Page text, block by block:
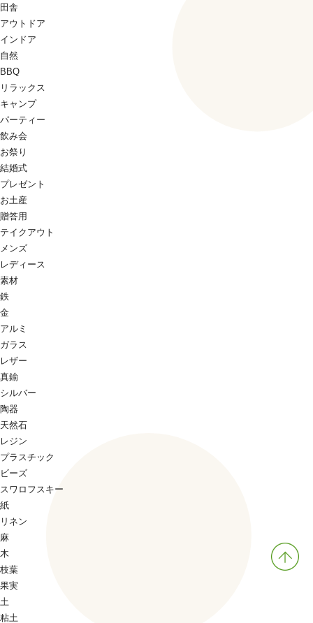
田舎
アウトドア
インドア
自然
BBQ
リラックス
キャンプ
パーティー
飲み会
お祭り
結婚式
プレゼント
お土産
贈答用
テイクアウト
メンズ
レディース
素材
鉄
金
アルミ
ガラス
レザー
真鍮
シルバー
陶器
天然石
レジン
プラスチック
ビーズ
スワロフスキー
紙
リネン
麻
木
枝葉
果実
土
粘土